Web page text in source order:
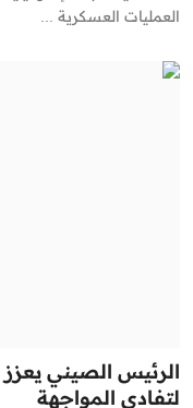
العمليات العسكرية ...
الرئيس الصيني
لتفادي المواجهة